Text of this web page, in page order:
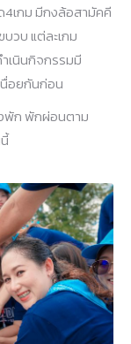
เกม มีกงล้อสามัคคี
วบ แต่ละเกม
เนินกิจกรรมมี
อยกันก่อน
พัก พักผ่อนตาม